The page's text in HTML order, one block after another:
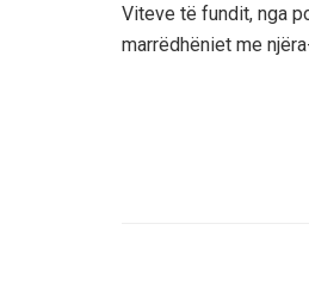
Viteve të fundit, nga
marrëdhëniet me